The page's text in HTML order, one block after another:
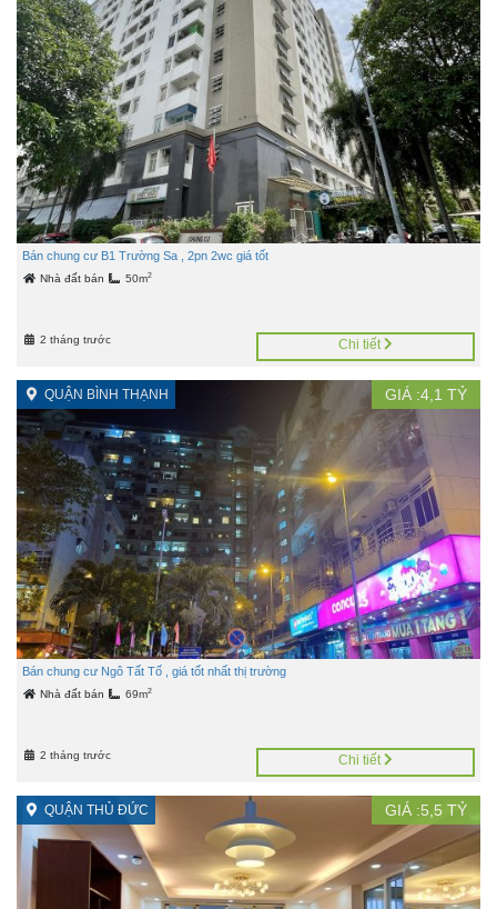
Bán chung cư B1 Trường Sa , 2pn 2wc giá tốt
Nhà đất bán 50m2
2 tháng trước Chi tiết
QUẬN BÌNH THẠNH GIÁ :4,1 TỶ
Bán chung cư Ngô Tất Tố , giá tốt nhất thị trường
Nhà đất bán 69m2
2 tháng trước Chi tiết
QUẬN THỦ ĐỨC GIÁ :5,5 TỶ